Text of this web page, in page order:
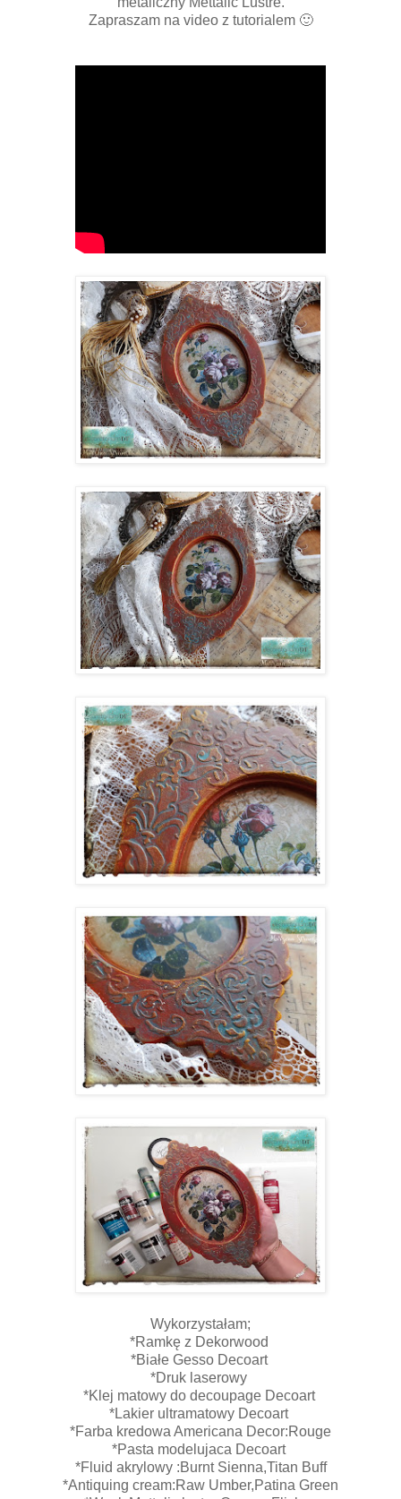
Zapraszam na video z tutorialem 🙂
Wykorzystałam;
*Ramkę z Dekorwood
*Białe Gesso Decoart
*Druk laserowy
*Klej matowy do decoupage Decoart
*Lakier ultramatowy Decoart
*Farba kredowa Americana Decor:Rouge
*Pasta modelujaca Decoart
*Fluid akrylowy :Burnt Sienna,Titan Buff
*Antiquing cream:Raw Umber,Patina Green